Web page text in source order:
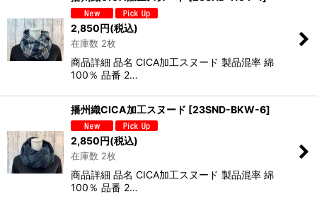
2,850円(税込)
在庫数 2枚
商品詳細 品名 CICA加工スヌード 製品混率 綿
100％ 品番 2…
播州織CICA加工スヌード [23SND-BKW-6]
2,850円(税込)
在庫数 2枚
商品詳細 品名 CICA加工スヌード 製品混率 綿
100％ 品番 2…